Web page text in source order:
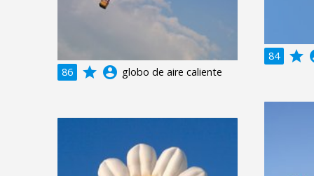
86 grade account_circle globo de aire caliente
84 grade